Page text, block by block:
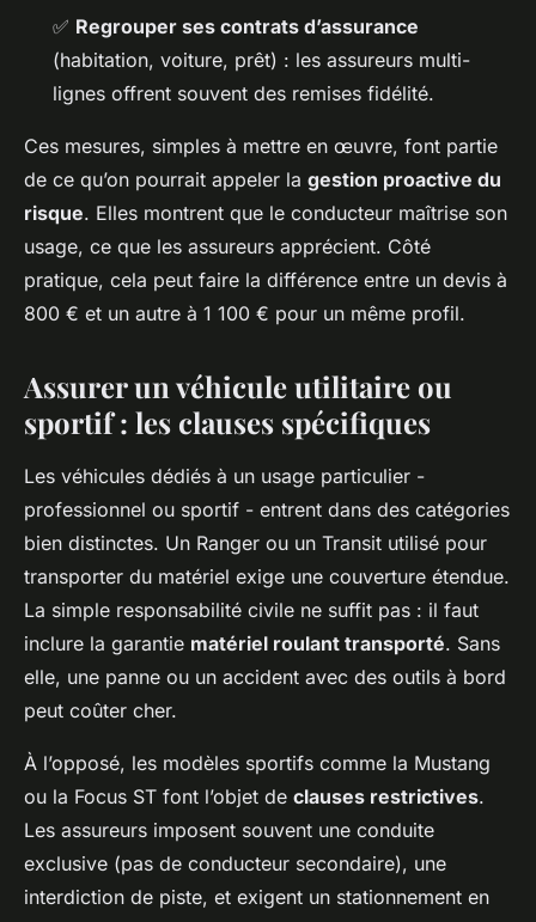
✅ Regrouper ses contrats d’assurance
(habitation, voiture, prêt) : les assureurs multi-
lignes offrent souvent des remises fidélité.
Ces mesures, simples à mettre en œuvre, font partie
de ce qu’on pourrait appeler la gestion proactive du
risque. Elles montrent que le conducteur maîtrise son
usage, ce que les assureurs apprécient. Côté
pratique, cela peut faire la différence entre un devis à
800 € et un autre à 1 100 € pour un même profil.
Assurer un véhicule utilitaire ou
sportif : les clauses spécifiques
Les véhicules dédiés à un usage particulier -
professionnel ou sportif - entrent dans des catégories
bien distinctes. Un Ranger ou un Transit utilisé pour
transporter du matériel exige une couverture étendue.
La simple responsabilité civile ne suffit pas : il faut
inclure la garantie matériel roulant transporté. Sans
elle, une panne ou un accident avec des outils à bord
peut coûter cher.
À l’opposé, les modèles sportifs comme la Mustang
ou la Focus ST font l’objet de clauses restrictives.
Les assureurs imposent souvent une conduite
exclusive (pas de conducteur secondaire), une
interdiction de piste, et exigent un stationnement en